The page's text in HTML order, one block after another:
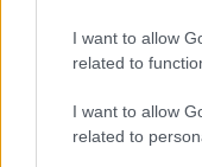
I want to allow
related to
I want to allow
related to